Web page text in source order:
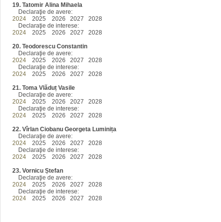
19. Tatomir Alina Mihaela
Declaraţie de avere:
2024 2025 2026 2027 2028
Declaraţie de interese:
2024 2025 2026 2027 2028
20. Teodorescu Constantin
Declaraţie de avere:
2024 2025 2026 2027 2028
Declaraţie de interese:
2024 2025 2026 2027 2028
21. Toma Vlăduț Vasile
Declaraţie de avere:
2024 2025 2026 2027 2028
Declaraţie de interese:
2024 2025 2026 2027 2028
22. Vîrlan Ciobanu Georgeta Luminița
Declaraţie de avere:
2024 2025 2026 2027 2028
Declaraţie de interese:
2024 2025 2026 2027 2028
23. Vornicu Ștefan
Declaraţie de avere:
2024 2025 2026 2027 2028
Declaraţie de interese:
2024 2025 2026 2027 2028